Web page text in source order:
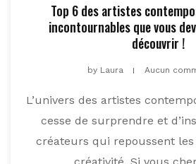
Top 6 des artistes
incontournables que vous
découvrir !
byLaura Aucun
L’univers des artistes
cesse de surprendre et
créateurs qui repoussent
créativité. Si vous